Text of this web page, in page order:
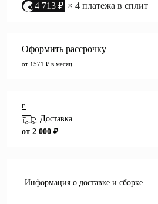
4 713 ₽ × 4 платежа в сплит
Оформить рассрочку
от 1571 ₽ в месяц
г.
Доставка
от 2 000 ₽
Информация о доставке и сборке